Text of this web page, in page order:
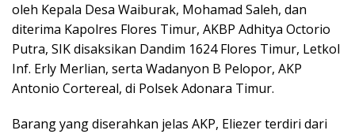
oleh Kepala Desa Waiburak, Mohamad Saleh, dan
diterima Kapolres Flores Timur, AKBP Adhitya Octorio
Putra, SIK disaksikan Dandim 1624 Flores Timur, Letkol
Inf. Erly Merlian, serta Wadanyon B Pelopor, AKP
Antonio Cortereal, di Polsek Adonara Timur.
Barang yang diserahkan jelas AKP, Eliezer terdiri dari